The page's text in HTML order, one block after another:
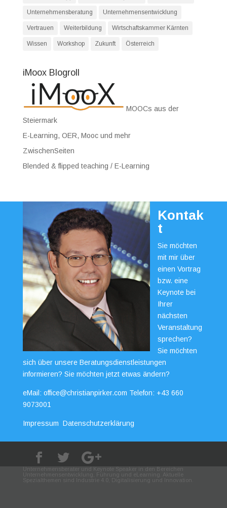
Unternehmensberatung Unternehmensentwicklung
Vertrauen Weiterbildung Wirtschaftskammer Kärnten
Wissen Workshop Zukunft Österreich
iMoox Blogroll
MOOCs aus der
Steiermark
E-Learning, OER, Mooc und mehr
ZwischenSeiten
Blended & flipped teaching / E-Learning
Kontak
t
Sie möchten
mit mir über
einen Vortrag
bzw. eine
Keynote bei
Ihrer
nächsten
Veranstaltung
sprechen?
Sie möchten
sich über unsere Beratungsdienstleistungen
informieren? Sie möchten jetzt etwas ändern?
eMail: office@christianpirker.com Telefon: +43 660
9073001
Impressum Datenschutzerklärung
Unternehmensberater und Keynote Speaker in den Bereichen
Unternehmensentwicklung, Führung und eLearning. Aktuelle
Spezialthemen sind Industrie 4.0, Digitalisierung und Innovation.